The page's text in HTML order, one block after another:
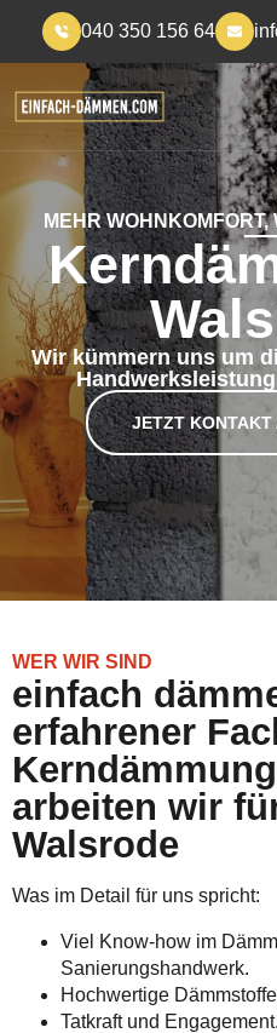
040 350 156 64
MEHR
Wir kümmern uns um
JETZT KONTAKT
WER WIR SIND
einfach
erfahrener
arbeiten wir
Walsrode
Was im Detail für uns spricht:
Viel Know-how im
Sanierungshandwerk.
Hochwertige
Tatkraft und Engagement.